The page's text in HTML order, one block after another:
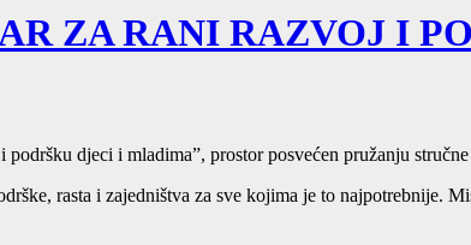
ZA RANI RAZVOJ I
djeci i mladima”, prostor posvećen pružanju
rasta i zajedništva za sve kojima je to najpotrebnije.